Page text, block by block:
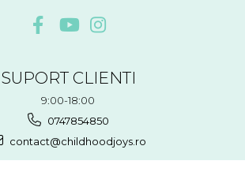
SUPORT CLIENTI
9:00-18:00
0747854850
contact@childhoodjoys.ro